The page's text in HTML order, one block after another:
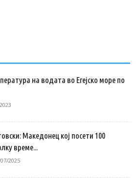
на водата во Егејско море по
Македонец кој посети 100
време...
2025